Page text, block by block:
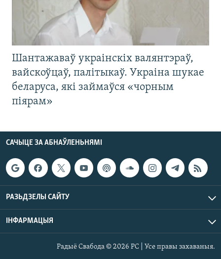
Шантажаваў украінскіх валянтэраў,
вайскоўцаў, палітыкаў. Украіна шукае
беларуса, які займаўся «чорным
піярам»
САЧЫЦЕ ЗА АБНАЎЛЕНЬНЯМІ
РАЗЬДЗЕЛЫ САЙТУ
ІНФАРМАЦЫЯ
Радыё Свабода © 2026 РС | Усе правы захаваныя.